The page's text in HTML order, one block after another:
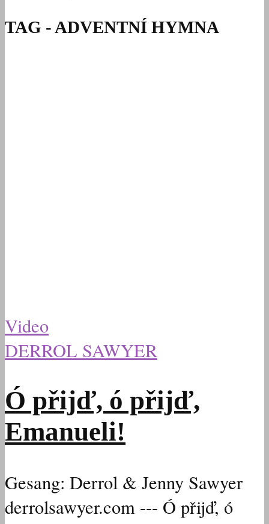
TAG - ADVENTNÍ HYMNA
Video
DERROL SAWYER
Ó přijď, ó přijď,
Emanueli!
Gesang: Derrol & Jenny Sawyer
derrolsawyer.com --- Ó přijď, ó